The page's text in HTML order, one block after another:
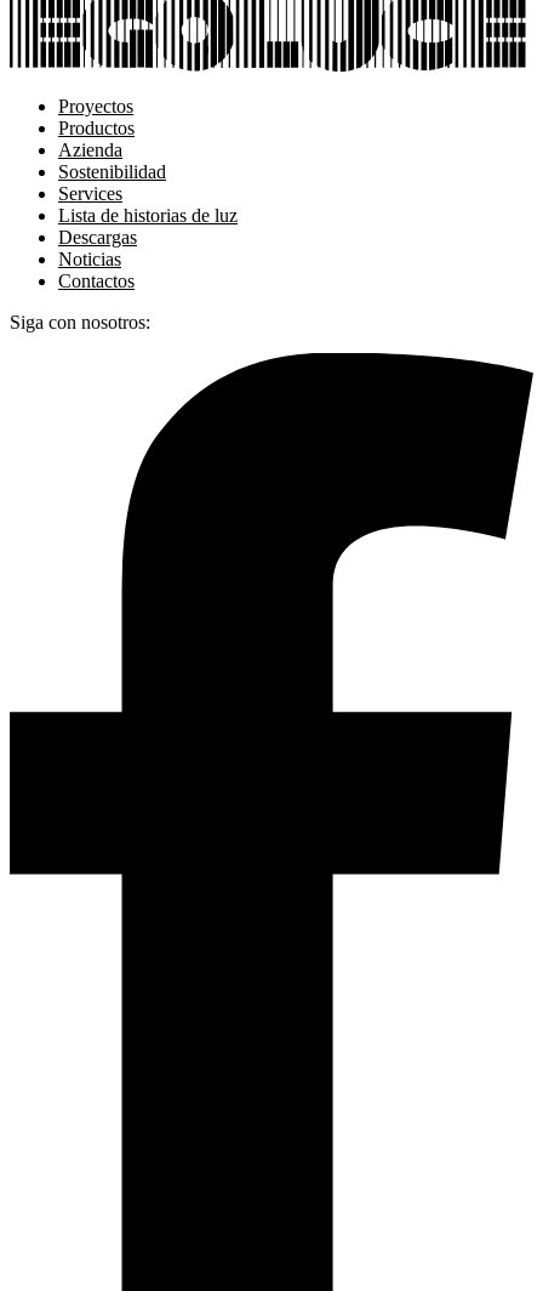
Proyectos
Productos
Azienda
Sostenibilidad
Services
Lista de historias de luz
Descargas
Noticias
Contactos
Siga con nosotros: